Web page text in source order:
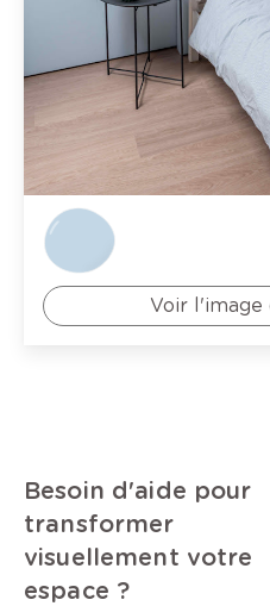
Voir l'image
Besoin d'aide pour
transformer
visuellement votre
espace ?